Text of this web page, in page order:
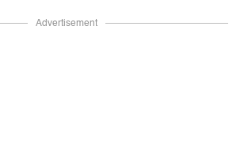
Advertisement